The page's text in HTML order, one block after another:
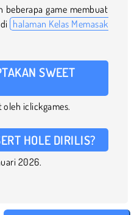
beberapa game membuat
di halaman Kelas Memasak
SWEET
oleh iclickgames.
HOLE DIRILIS?
2026.